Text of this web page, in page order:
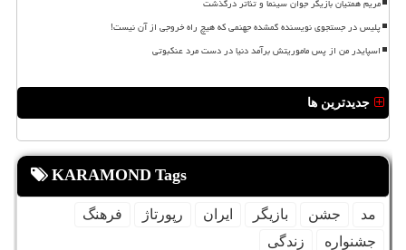
پلیس در جستجوی نویسنده گمشده جهنمی که هیچ راه خروجی از آن نیست!
اسپایدر من از پس ماموریتش برآمد دنیا در دست مرد عنکبوتی
جدیدترین ها
KARAMOND Tags
مد جشن بازیگر ایران رپورتاژ
فرهنگ
جشنواره
زندگی